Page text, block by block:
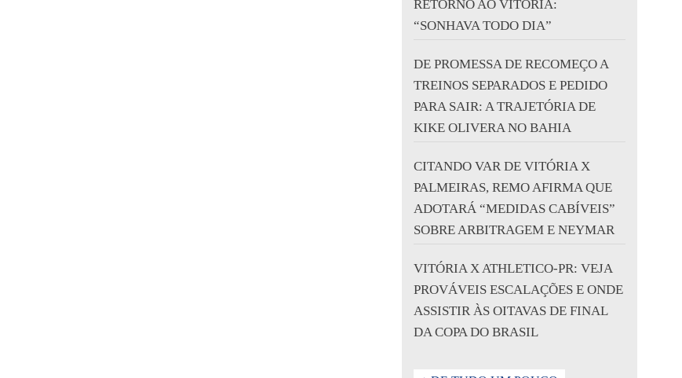
RETORNO AO VITÓRIA:
“SONHAVA TODO DIA”
DE PROMESSA DE RECOMEÇO A
TREINOS SEPARADOS E PEDIDO
PARA SAIR: A TRAJETÓRIA DE
KIKE OLIVERA NO BAHIA
CITANDO VAR DE VITÓRIA X
PALMEIRAS, REMO AFIRMA QUE
ADOTARÁ “MEDIDAS CABÍVEIS”
SOBRE ARBITRAGEM E NEYMAR
VITÓRIA X ATHLETICO-PR: VEJA
PROVÁVEIS ESCALAÇÕES E ONDE
ASSISTIR ÀS OITAVAS DE FINAL
DA COPA DO BRASIL